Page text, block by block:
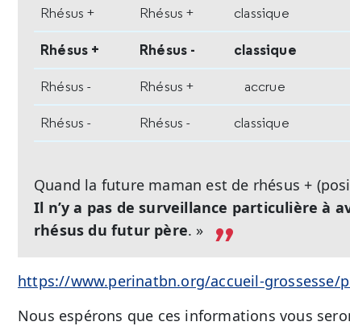
Rhésus + Rhésus + classique
Rhésus + Rhésus - classique
Rhésus - Rhésus + accrue
Rhésus - Rhésus - classique
Quand la future maman est de rhésus +
Il n’y a pas de surveillance particulière à
rhésus du futur père. »
https://www.perinatbn.org/accueil-grossesse/
Nous espérons que ces informations vous